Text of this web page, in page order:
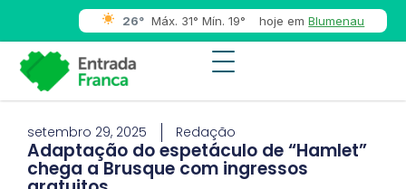
26° Máx. 31° Mín. 19° hoje em Blumenau
setembro 29, 2025 Redação
Adaptação do espetáculo de “Hamlet”
chega a Brusque com ingressos